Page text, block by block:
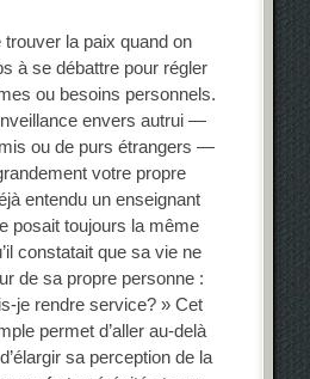
trouver la paix quand on
à se débattre pour régler
ou besoins personnels.
envers autrui —
ou de purs étrangers —
votre propre
entendu un enseignant
posait toujours la même
constatait que sa vie ne
de sa propre personne :
je rendre service? » Cet
permet d’aller au-delà
sa perception de la